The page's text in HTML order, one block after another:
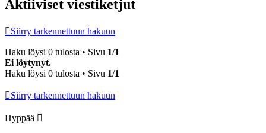
Aktiiviset viestiketjut
Siirry tarkennettuun hakuun
Haku löysi 0 tulosta • Sivu 1/1
Ei löytynyt.
Haku löysi 0 tulosta • Sivu 1/1
Siirry tarkennettuun hakuun
Hyppää